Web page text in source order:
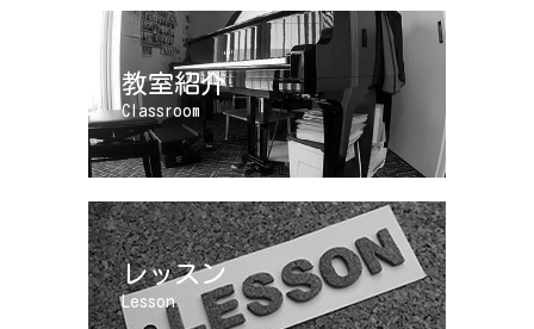
教室紹介
Classroom
レッスン
Lesson